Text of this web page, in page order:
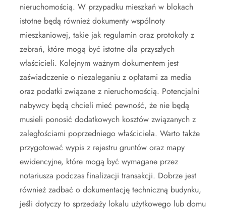
nieruchomością. W przypadku mieszkań w blokach
istotne będą również dokumenty wspólnoty
mieszkaniowej, takie jak regulamin oraz protokoły z
zebrań, które mogą być istotne dla przyszłych
właścicieli. Kolejnym ważnym dokumentem jest
zaświadczenie o niezaleganiu z opłatami za media
oraz podatki związane z nieruchomością. Potencjalni
nabywcy będą chcieli mieć pewność, że nie będą
musieli ponosić dodatkowych kosztów związanych z
zaległościami poprzedniego właściciela. Warto także
przygotować wypis z rejestru gruntów oraz mapy
ewidencyjne, które mogą być wymagane przez
notariusza podczas finalizacji transakcji. Dobrze jest
również zadbać o dokumentację techniczną budynku,
jeśli dotyczy to sprzedaży lokalu użytkowego lub domu